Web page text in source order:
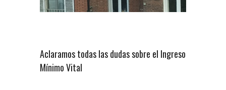
Aclaramos todas las dudas sobre el Ingreso
Mínimo Vital